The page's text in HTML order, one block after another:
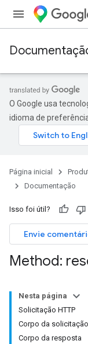
O Google usa
idioma de
Página inicial
Documentação
Isso foi útil?
Envie
Method:
Nesta página
Solicitação HTTP
Corpo da solicitação
Corpo da resposta